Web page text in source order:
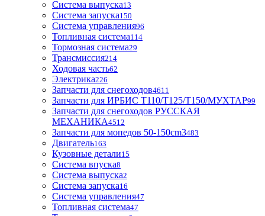
Система выпуска13
Система запуска150
Система управления96
Топливная система114
Тормозная система29
Трансмиссия214
Ходовая часть62
Электрика226
Запчасти для снегоходов4611
Запчасти для ИРБИС T110/T125/T150/МУХТАР99
Запчасти для снегоходов РУССКАЯ
МЕХАНИКА4512
Запчасти для мопедов 50-150cm3483
Двигатель163
Кузовные детали15
Система впуска8
Система выпуска2
Система запуска16
Система управления47
Топливная система47